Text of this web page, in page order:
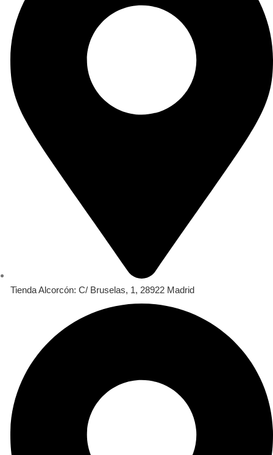
Tienda Alcorcón: C/ Bruselas, 1, 28922 Madrid